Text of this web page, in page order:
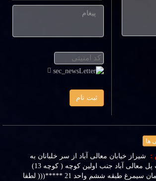
ثبت نام
ها
: شیراز خیابان معالی آباد از سر خلبانان به
سمت پل معالی آباد جنب اولین کوچه ( کوچه 13)
ساختمان سیمرغ طبقه ششم واحد 21 *****((( لطفا